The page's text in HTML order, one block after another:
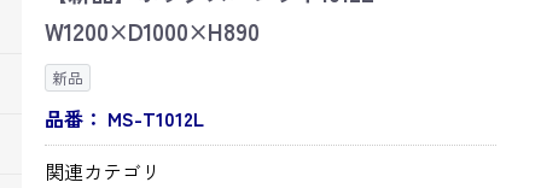
W1200×D1000×H890
新品
品番： MS-T1012L
関連カテゴリ